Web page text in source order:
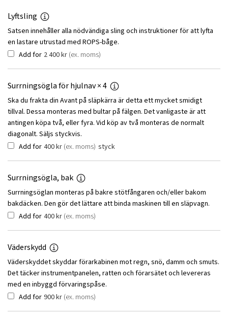
Lyftsling
Satsen innehåller alla nödvändiga sling och instruktioner för att lyfta
en lastare utrustad med ROPS-båge.
Add for 2 400kr (ex. moms)
Surrningsögla för hjulnav× 4
Ska du frakta din Avant på släpkärra är detta ett mycket smidigt
tillval. Dessa monteras med bultar på fälgen. Det vanligaste är att
antingen köpa två, eller fyra. Vid köp av två monteras de normalt
diagonalt. Säljs styckvis.
Add for 400kr (ex. moms) styck
Surrningsögla, bak
Surrningsöglan monteras på bakre stötfångaren och/eller bakom
bakdäcken. Den gör det lättare att binda maskinen till en släpvagn.
Add for 400kr (ex. moms)
Väderskydd
Väderskyddet skyddar förarkabinen mot regn, snö, damm och smuts.
Det täcker instrumentpanelen, ratten och förarsätet och levereras
med en inbyggd förvaringspåse.
Add for 900kr (ex. moms)